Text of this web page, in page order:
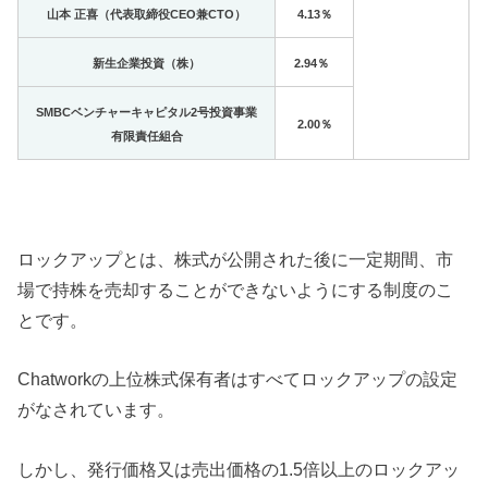
山本 正喜（代表取締役CEO兼CTO） 4.13％
新生企業投資（株） 2.94％
SMBCベンチャーキャピタル2号投資事業
有限責任組合
2.00％
ロックアップとは、株式が公開された後に一定期間、市
場で持株を売却することができないようにする制度のこ
とです。
Chatworkの上位株式保有者はすべてロックアップの設定
がなされています。
しかし、発行価格又は売出価格の1.5倍以上のロックアッ